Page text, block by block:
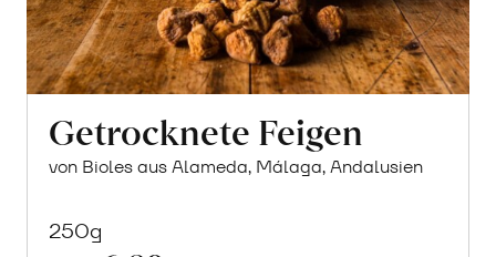
Getrocknete Feigen
von Bioles aus Alameda, Málaga, Andalusien
250g